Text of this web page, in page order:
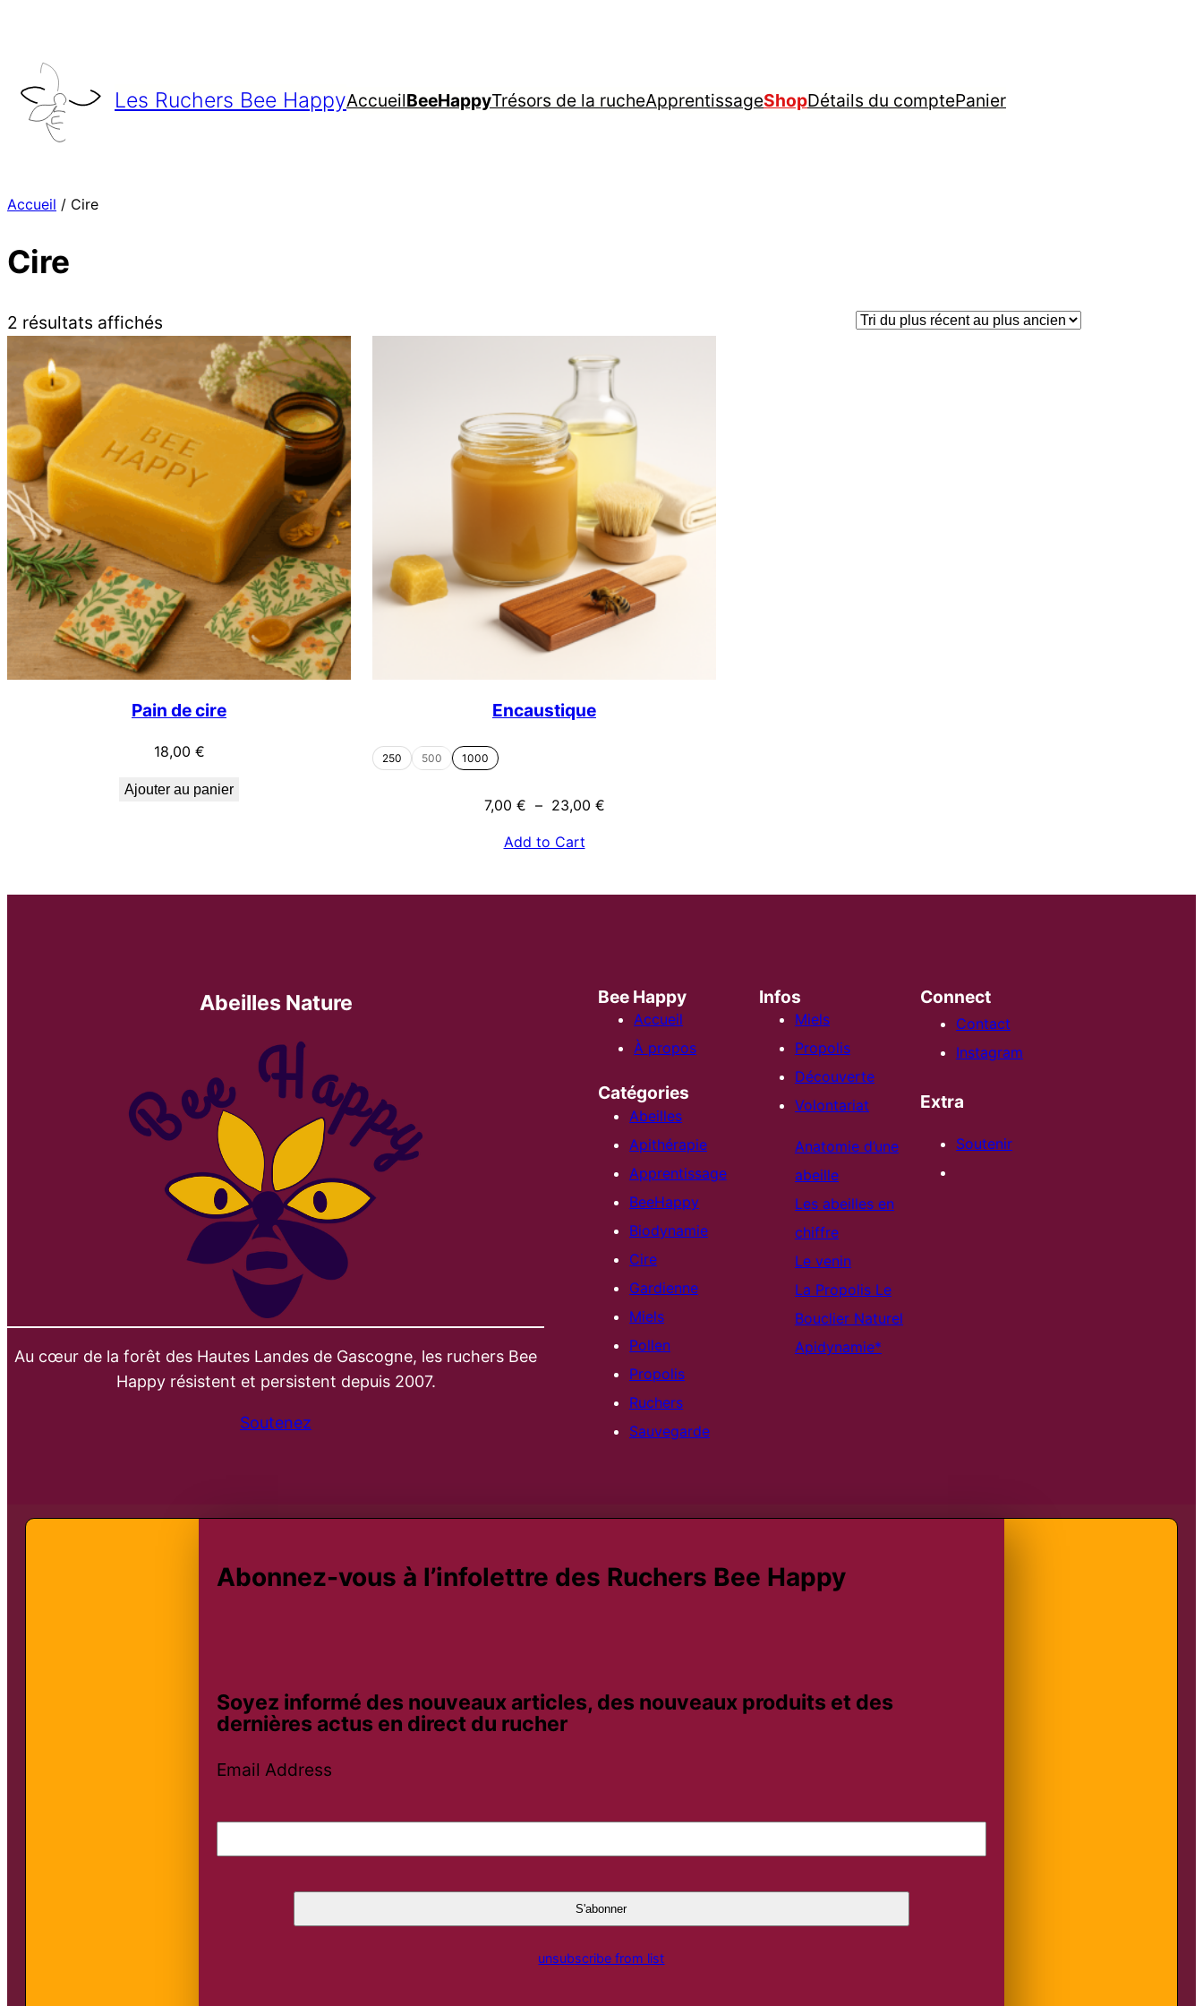
contenu
Les Ruchers Bee HappyAccueilBeeHappyTrésors de la rucheApprentissageShopDétails du comptePanier
Accueil / Cire
Cire
2 résultats affichés
plus
récent
au
plus
ancien
Pain de cire
18,00 €
Ajouter au panier
Encaustique
250 500 1000
7,00 € – 23,00 €Plage
à
Add to Cart
Abeilles Nature
Au cœur de la forêt des Hautes Landes de Gascogne, les ruchers Bee
Happy résistent et persistent depuis 2007.
Soutenez
Bee Happy
Accueil
À propos
Catégories
Abeilles
Apithérapie
Apprentissage
BeeHappy
Biodynamie
Cire
Gardienne
Miels
Pollen
Propolis
Ruchers
Sauvegarde
Infos
Miels
Propolis
Découverte
Volontariat
Anatomie d’une
abeille
Les abeilles en
chiffre
Le venin
La Propolis Le
Bouclier Naturel
Apidynamie*
Connect
Contact
Instagram
Extra
Soutenir
Abonnez-vous à l’infolettre des Ruchers Bee Happy
Soyez informé des nouveaux articles, des nouveaux produits et des
dernières actus en direct du rucher
Email Address
unsubscribe from list